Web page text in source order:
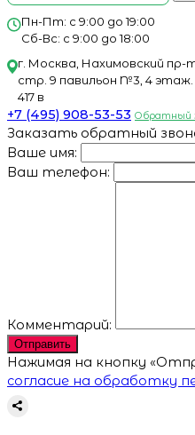
Пн-Пт: с 9:00 до 19:00
Сб-Вс: с 9:00 до 18:00
г. Москва, Нахимовский пр-
стр. 9 павильон №3, 4
417 в
+7 (495) 908-53-53 Обратный
Заказать обратный
Ваше имя:
Ваш телефон:
Комментарий:
Отправить
Нажимая на кнопку
согласие на обработку